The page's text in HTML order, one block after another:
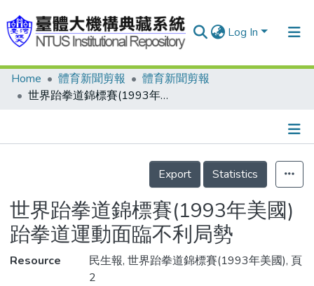
Log In
Communities & Collections
Statistics
Home 體育新聞剪報
體育新聞剪報
世界跆拳道錦標賽(1993年美國) 跆拳道運動面臨不利局勢
Details
Export
Statistics
世界跆拳道錦標賽(1993年美國)
跆拳道運動面臨不利局勢
Resource
民生報, 世界跆拳道錦標賽(1993年美國), 頁
2